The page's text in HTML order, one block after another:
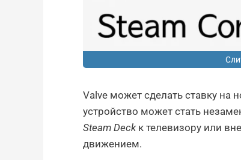
Valve может сделать ставку на
устройство может стать
Steam Deckк телевизору или
движением.